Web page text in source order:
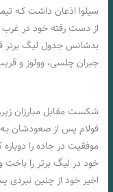
سیلوا اذعان داشت کـه
از دست رفته خود در غرب
بدشانس جدول لیگ برتر
جبران چلسی، وولوز و
شکست مقابل مبارزان
موفقیت در جاده را
خود در لیگ برتر را
اخیر خود از چنین نبردی